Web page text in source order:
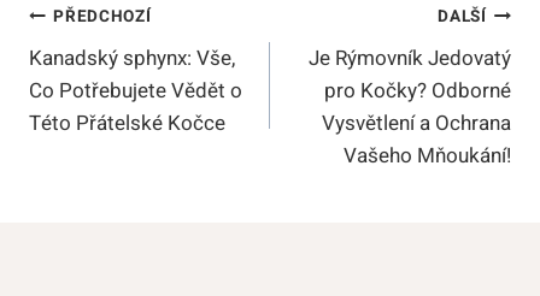
Navigace
Pro
Příspěvek
PŘEDCHOZÍ
Kanadský sphynx: Vše,
Co Potřebujete Vědět o
Této Přátelské Kočce
DALŠÍ
Je Rýmovník Jedovatý
pro Kočky? Odborné
Vysvětlení a Ochrana
Vašeho Mňoukání!